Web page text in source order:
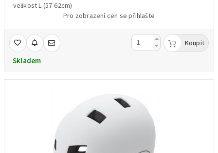
velikost L (57-62cm)
Pro zobrazení cen se přihlašte
Skladem
Koupit